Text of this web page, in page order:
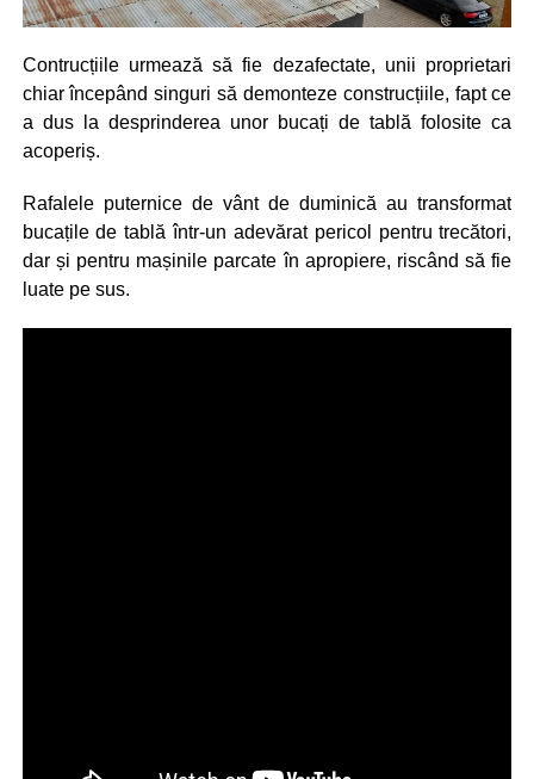
Contrucțiile urmează să fie dezafectate, unii proprietari
chiar începând singuri să demonteze construcțiile, fapt ce
a dus la desprinderea unor bucați de tablă folosite ca
acoperiș.
Rafalele puternice de vânt de duminică au transformat
bucațile de tablă într-un adevărat pericol pentru trecători,
dar și pentru mașinile parcate în apropiere, riscând să fie
luate pe sus.